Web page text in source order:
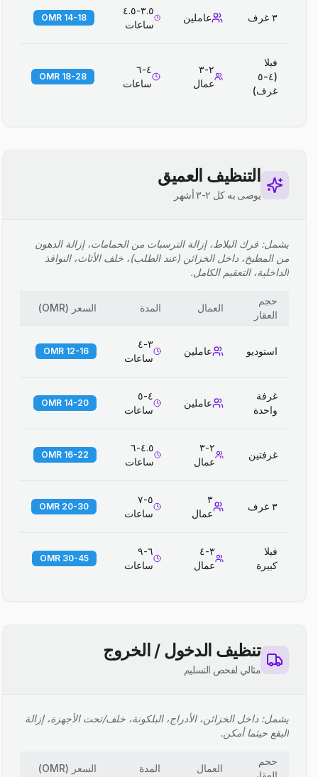
٣ غرف عاملين
٣.٥-٤.٥
ساعات
14-18 OMR
فيلا
(٤-٥
غرف)
٢-٣
عمال
٤-٦
ساعات
18-28 OMR
التنظيف العميق
يوصى به كل ٢-٣ أشهر
يشمل: فرك البلاط، إزالة الترسبات من الحمامات، إزالة الدهون
من المطبخ، داخل الخزائن (عند الطلب)، خلف الأثاث، النوافذ
الداخلية، التعقيم الكامل.
حجم
العقار
العمال المدة السعر (
OMR
)
استوديو عاملين
٣-٤
ساعات
12-16 OMR
غرفة
واحدة
عاملين
٤-٥
ساعات
14-20 OMR
غرفتين
٢-٣
عمال
٤.٥-٦
ساعات
16-22 OMR
٣ غرف
٣
عمال
٥-٧
ساعات
20-30 OMR
فيلا
كبيرة
٣-٤
عمال
٦-٩
ساعات
30-45 OMR
تنظيف الدخول / الخروج
مثالي لفحص التسليم
يشمل: داخل الخزائن، الأدراج، البلكونة، خلف/تحت الأجهزة، إزالة
البقع حيثما أمكن.
حجم
العمال المدة السعر (
OMR
)